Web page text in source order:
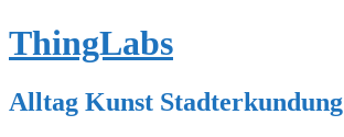
ThingLabs
Alltag Kunst Stadterkundung